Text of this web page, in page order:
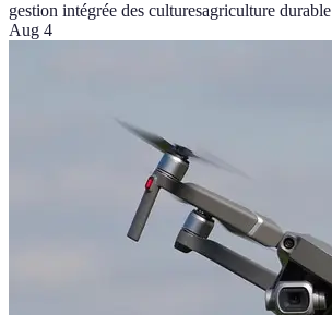
gestion intégrée des culturesagriculture durable
Aug 4